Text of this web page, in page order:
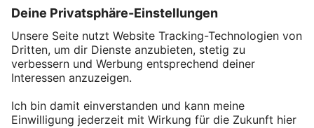
Service
Über DEPOT
Kontakt